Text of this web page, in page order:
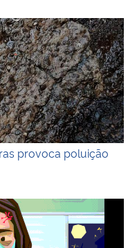
horizontal e colorida
provoca poluição
três imagens. A